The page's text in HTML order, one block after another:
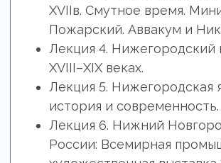
XVIIв. Смутное время.
Пожарский. Аввакум и
Лекция 4. Нижегородский
XVIII–XIX веках.
Лекция 5. Нижегородская
история и современность.
Лекция 6. Нижний
России: Всемирная